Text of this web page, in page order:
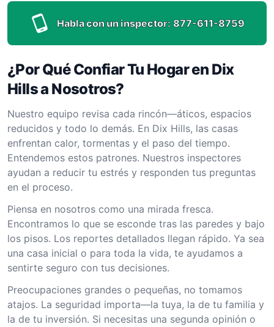
Habla con un inspector: 877-611-8759
¿Por Qué Confiar Tu Hogar en Dix
Hills a Nosotros?
Nuestro equipo revisa cada rincón—áticos, espacios
reducidos y todo lo demás. En Dix Hills, las casas
enfrentan calor, tormentas y el paso del tiempo.
Entendemos estos patrones. Nuestros inspectores
ayudan a reducir tu estrés y responden tus preguntas
en el proceso.
Piensa en nosotros como una mirada fresca.
Encontramos lo que se esconde tras las paredes y bajo
los pisos. Los reportes detallados llegan rápido. Ya sea
una casa inicial o para toda la vida, te ayudamos a
sentirte seguro con tus decisiones.
Preocupaciones grandes o pequeñas, no tomamos
atajos. La seguridad importa—la tuya, la de tu familia y
la de tu inversión. Si necesitas una segunda opinión o